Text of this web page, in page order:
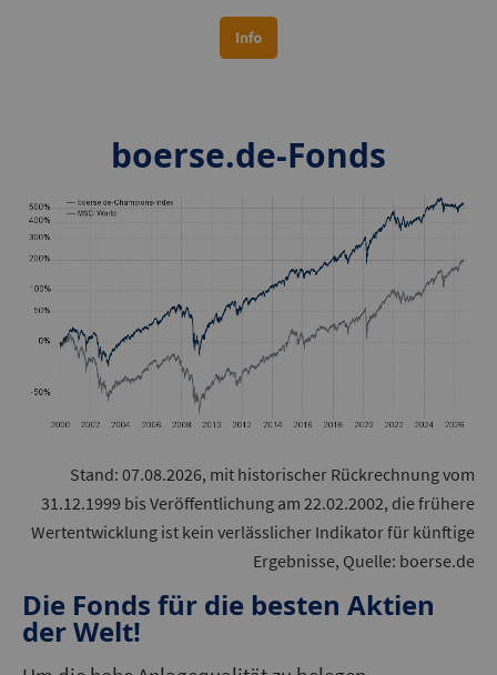
boerse.de-Fonds
Stand: 07.08.2026, mit historischer Rückrechnung vom
31.12.1999 bis Veröffentlichung am 22.02.2002, die frühere
Wertentwicklung ist kein verlässlicher Indikator für künftige
Ergebnisse, Quelle: boerse.de
Die Fonds für die besten Aktien
der Welt!